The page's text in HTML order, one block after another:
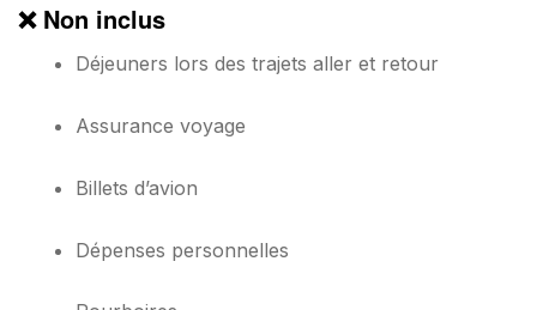
❌ Non inclus
Déjeuners lors des trajets aller et retour
Assurance voyage
Billets d’avion
Dépenses personnelles